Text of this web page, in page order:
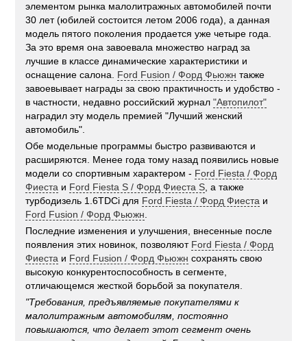
элементом рынка малолитражных автомобилей почти
30 лет (юбилей состоится летом 2006 года), а данная
модель пятого поколения продается уже четыре года.
За это время она завоевала множество наград за
лучшие в классе динамические характеристики и
оснащение салона. Ford Fusion / Форд Фьюжн также
завоевывает награды за свою практичность и удобство -
в частности, недавно российский журнал"Автопилот"
наградил эту модель премией "Лучший женский
автомобиль".
Обе модельные программы быстро развиваются и
расширяются. Менее года тому назад появились новые
модели со спортивным характером - Ford Fiesta / Форд
Фиеста и Ford Fiesta S / Форд Фиеста S , а также
турбодизель 1.6TDCi для Ford Fiesta / Форд Фиеста и
Ford Fusion / Форд Фьюжн
Последние изменения и улучшения, внесенные после
появления этих новинок, позволяют Ford Fiesta / Форд
Фиеста и Ford Fusion / Форд Фьюжн сохранять свою
высокую конкурентоспособность в сегменте,
отличающемся жесткой борьбой за покупателя.
"Требования, предъявляемые покупателями к
малолитражным автомобилям, постоянно
повышаются, что делает этот сегмент очень